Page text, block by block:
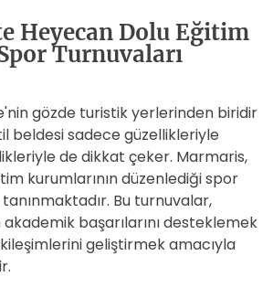
Heyecan Dolu Eğitim
Turnuvaları
gözde turistik yerlerinden biridir
beldesi sadece güzellikleriyle
de dikkat çeker. Marmaris,
kurumlarının düzenlediği spor
Bu turnuvalar,
başarılarını desteklemek
geliştirmek amacıyla